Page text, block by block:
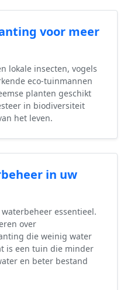
voor meer
lokale insecten, vogels
eco-tuinmannen
planten geschikt
in biodiversiteit
het leven.
in uw
essentieel.
over
die weinig water
is een tuin die minder
en beter bestand